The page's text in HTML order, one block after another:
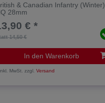
& Canadian Infantry (Winter)
28mm
14,50 €
€ *
In den Warenkorb
MwSt. zzgl.Versand